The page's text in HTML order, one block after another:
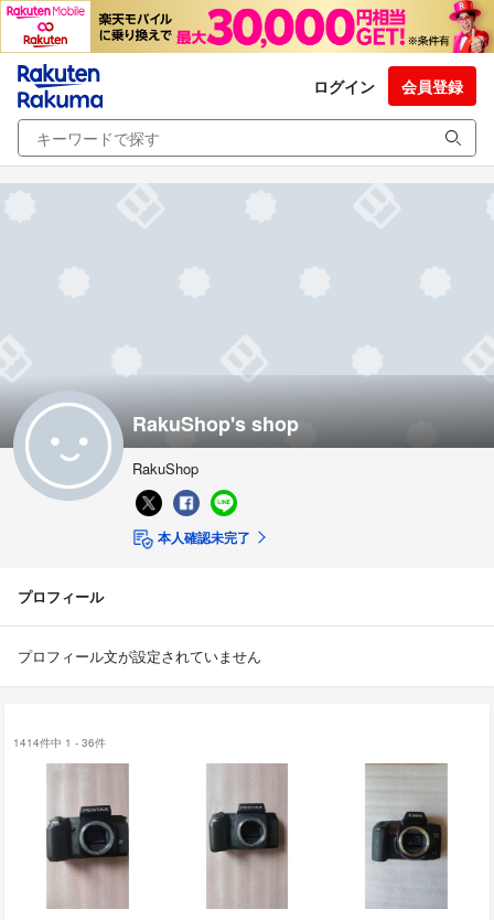
ログイン 会員登録
RakuShop's shop
RakuShop
本人確認未完了
プロフィール
プロフィール文が設定されていません
1414件中 1 - 36件